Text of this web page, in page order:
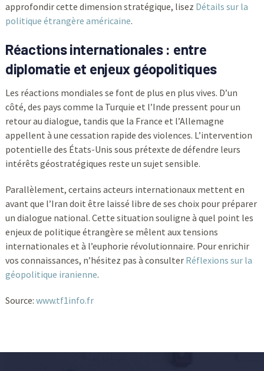
approfondir cette dimension stratégique, lisez Détails sur la
politique étrangère américaine.
Réactions internationales : entre
diplomatie et enjeux géopolitiques
Les réactions mondiales se font de plus en plus vives. D’un
côté, des pays comme la Turquie et l’Inde pressent pour un
retour au dialogue, tandis que la France et l’Allemagne
appellent à une cessation rapide des violences. L’intervention
potentielle des États-Unis sous prétexte de défendre leurs
intérêts géostratégiques reste un sujet sensible.
Parallèlement, certains acteurs internationaux mettent en
avant que l’Iran doit être laissé libre de ses choix pour préparer
un dialogue national. Cette situation souligne à quel point les
enjeux de politique étrangère se mêlent aux tensions
internationales et à l’euphorie révolutionnaire. Pour enrichir
vos connaissances, n’hésitez pas à consulter Réflexions sur la
géopolitique iranienne.
Source: www.tf1info.fr